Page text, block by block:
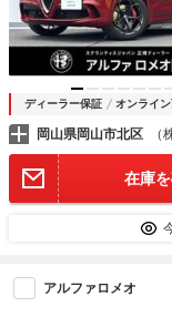
ディーラー保証 オンライ
岡山県岡山市北区
在庫
アルファロメオ